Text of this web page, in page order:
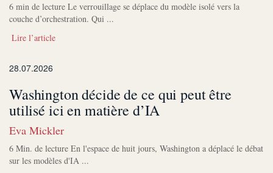
6 min de lecture Le verrouillage se déplace du modèle isolé vers la
couche d’orchestration. Qui ...
Lire l’article
28.07.2026
Washington décide de ce qui peut être
utilisé ici en matière d’IA
Eva Mickler
6 Min. de lecture En l'espace de huit jours, Washington a déplacé le débat
sur les modèles d'IA ...